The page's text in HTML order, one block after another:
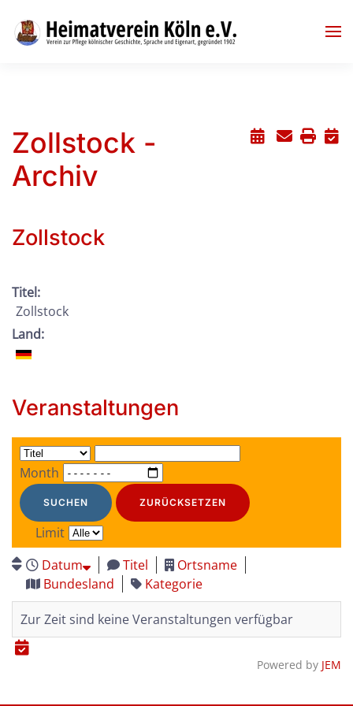
Skip to main content
Zollstock -
Archiv
Zollstock
Titel:
Zollstock
Land:
Veranstaltungen
Month
SUCHEN ZURÜCKSETZEN
Limit
Datum
Titel
Ortsname
Bundesland
Kategorie
Zur Zeit sind keine Veranstaltungen verfügbar
Powered by JEM